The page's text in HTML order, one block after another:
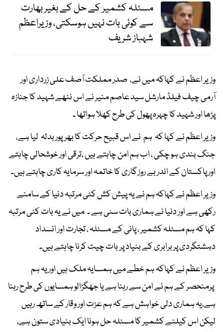
مسئلہ کشمیر کے حل کے بغیر بھارت
سے کوئی بات نہیں ہوسکتی، وزیراعظم
شہباز شریف
وزیر اعظم نے کہاکہ میں نے، صدر مملکت آصف علی زرداری اور
آرمی چیف فیلڈ مارشل سید عاصم منیر نے اس ننھے شہید کا جنازہ
پڑھا اور شہید کا چہرہ پھول کی طرح کھلا ہواتھا ۔
وزیر اعظم نے کہا کہ ہم نے اس قبیح حرکت کا بھرپور بدلہ لیا ہے،
جنگ بندی ہو چکی ، اب ہم امن چاہتے ہیں ،ترقی اور خوشحالی چاہتے
اور پاکستان کے اندر بے روز گاری کا خاتمہ اور سرمایہ کاری چاہتے ہیں۔
وزیر اعظم نے کہاکہ ہم نے یہ پیش کش کئی مرتبہ دنیا کے سامنے
رکھی ہے اور دنیا نے ہماری بات سنی ہے ۔ میں نے یہ بات کئی مرتبہ
کہا کہ ہم مسئلہ کشمیر ، پانی کے مسئلہ ، تجارت اور انسداد
دہشتگردی پر برابری کے بنیاد پر بات چیت کرنا چاہتے ہیں۔
وزیر اعظم نے کہاکہ ہم خطے میں ہمسایہ ملک ہیں اور یہ ہم
پرمنحصر کے ہم نے امن سے رہنا ہے یا جھگڑالو ہمسایوں کی طرح رہنا
ہے،یہ ہماری دلی خواہش ہے کہ ہم عزت اور وقار کے ساتھ رہیں
لیکن اس کیلئے کشمیر کا مسئلہ حل ہونا ایک بنیادی ستون ہے،